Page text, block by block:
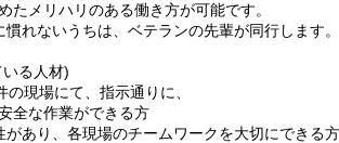
たメリハリのある働き方が可能です。
慣れないうちは、ベテランの先輩が同行します。
る人材)
の現場にて、指示通りに、
全な作業ができる方
があり、各現場のチームワークを大切にできる方